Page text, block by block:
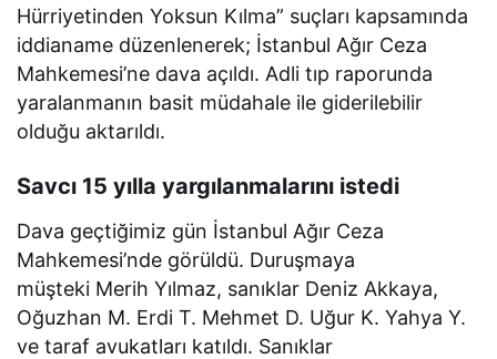
Hürriyetinden Yoksun Kılma” suçları kapsamında
iddianame düzenlenerek; İstanbul Ağır Ceza
Mahkemesi’ne dava açıldı. Adli tıp raporunda
yaralanmanın basit müdahale ile giderilebilir
olduğu aktarıldı.
Savcı 15 yılla yargılanmalarını istedi
Dava geçtiğimiz gün İstanbul Ağır Ceza
Mahkemesi’nde görüldü. Duruşmaya
müşteki Merih Yılmaz, sanıklar Deniz Akkaya,
Oğuzhan M. Erdi T. Mehmet D. Uğur K. Yahya Y.
ve taraf avukatları katıldı. Sanıklar